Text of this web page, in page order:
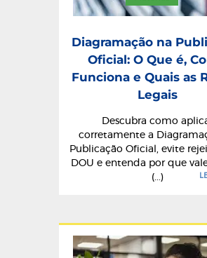
Diagramação na
Oficial: O Que é,
Funciona e Quais as
Legais
Descubra como
corretamente a
Publicação Oficial, evite
DOU e entenda por que
(...)